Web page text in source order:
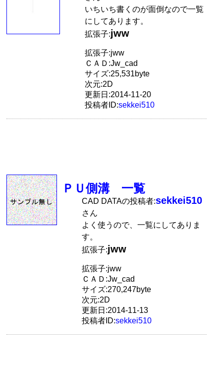
いちいち書くのが面倒なので一覧
にしてあります。
拡張子:jww
拡張子:jww
ＣＡＤ:Jw_cad
サイズ:25,531byte
次元:2D
更新日:2014-11-20
投稿者ID:sekkei510
ＰＵ側溝 一覧
CAD DATAの投稿者:sekkei510
さん
よく使うので、一覧にしてありま
す。
拡張子:jww
拡張子:jww
ＣＡＤ:Jw_cad
サイズ:270,247byte
次元:2D
更新日:2014-11-13
投稿者ID:sekkei510